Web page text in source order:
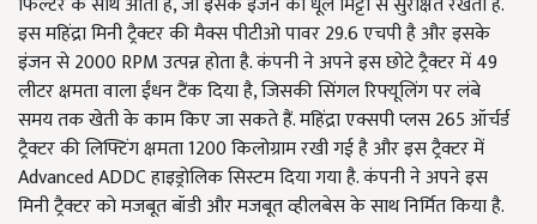
इस महिंद्रा मिनी ट्रैक्टर की मैक्स पीटीओ पावर 29.6 एचपी है और इसके
इंजन से 2000 RPM उत्पन्न होता है. कंपनी ने अपने इस छोटे ट्रैक्टर में 49
लीटर क्षमता वाला ईंधन टैंक दिया है, जिसकी सिंगल रिफ्यूलिंग पर लंबे
समय तक खेती के काम किए जा सकते हैं. महिंद्रा एक्सपी प्लस 265 ऑर्चर्ड
ट्रैक्टर की लिफ्टिंग क्षमता 1200 किलोग्राम रखी गई है और इस ट्रैक्टर में
Advanced ADDC हाइड्रोलिक सिस्टम दिया गया है. कंपनी ने अपने इस
मिनी ट्रैक्टर को मजबूत बॉडी और मजबूत व्हीलबेस के साथ निर्मित किया है.